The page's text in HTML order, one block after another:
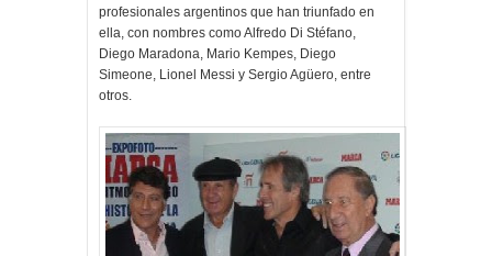
profesionales argentinos que han triunfado en
ella, con nombres como Alfredo Di Stéfano,
Diego Maradona, Mario Kempes, Diego
Simeone, Lionel Messi y Sergio Agüero, entre
otros.